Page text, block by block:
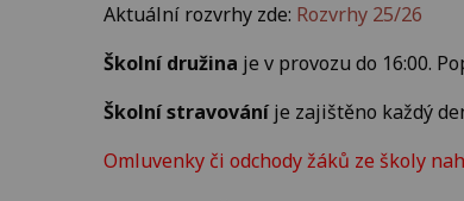
Aktuální rozvrhy zde: Rozvrhy 25/26
Školní družina je v provozu do 16:00.
Školní stravováníje zajištěno každý
Omluvenky či odchody žáků ze školy